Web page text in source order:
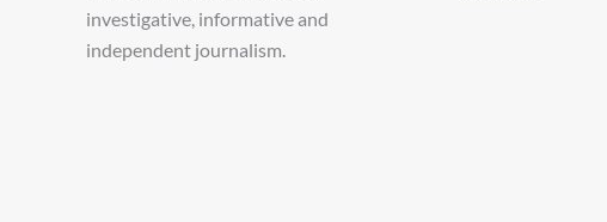
investigative, informative and
independent journalism.